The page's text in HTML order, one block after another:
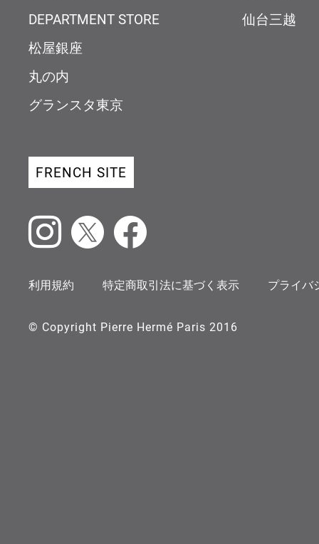
DEPARTMENT STORE
松屋銀座
丸の内
グランスタ東京
仙台三越
FRENCH SITE
利用規約 特定商取引法に基づく表示 プライバ
© Copyright Pierre Hermé Paris 2016